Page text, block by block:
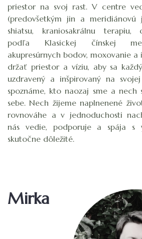
priestor na svoj rast. V centre
(predovšetkým jin a meridiánovú
shiatsu, kraniosakrálnu terapiu,
podľa Klasickej čínskej
akupresúrnych bodov, moxovanie
držať priestor a víziu, aby sa
uzdravený a inšpirovaný na
spoznáme, kto naozaj sme a
sebe. Nech žijeme naplnenené
rovnováhe a v jednoduchosti
nás vedie, podporuje a spája
skutočne dôležité.
Mirka